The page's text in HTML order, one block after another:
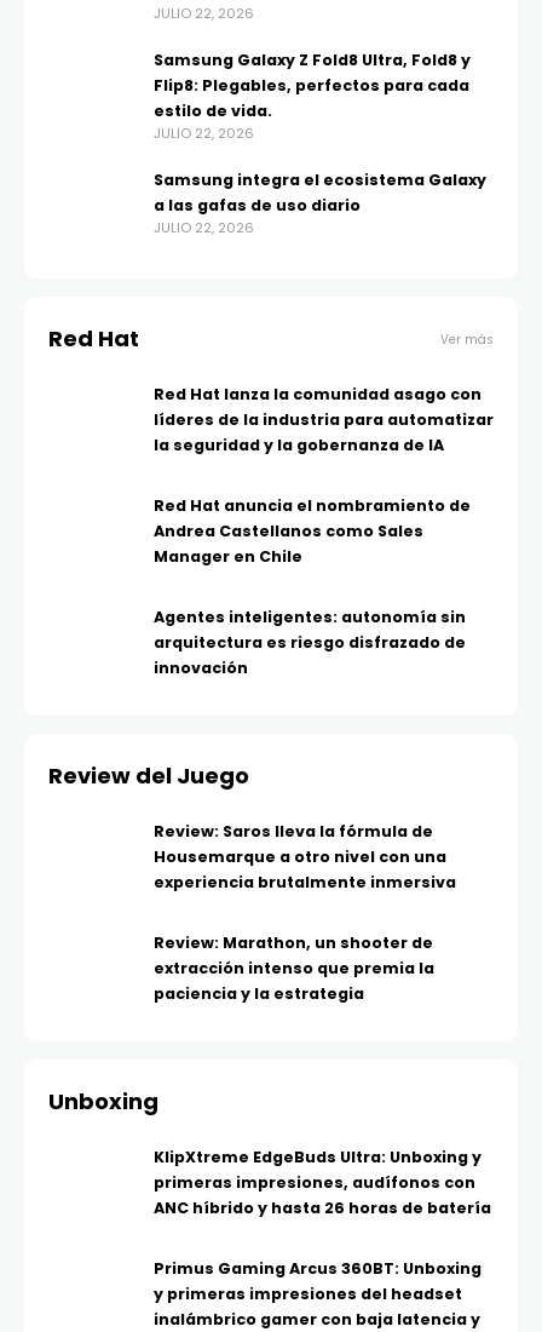
JULIO 22, 2026
Samsung Galaxy Z Fold8 Ultra, Fold8 y
Flip8: Plegables, perfectos para cada
estilo de vida.
JULIO 22, 2026
Samsung integra el ecosistema Galaxy
a las gafas de uso diario
JULIO 22, 2026
Red Hat Ver más
Red Hat lanza la comunidad asago con
líderes de la industria para automatizar
la seguridad y la gobernanza de IA
Red Hat anuncia el nombramiento de
Andrea Castellanos como Sales
Manager en Chile
Agentes inteligentes: autonomía sin
arquitectura es riesgo disfrazado de
innovación
Review del Juego
Review: Saros lleva la fórmula de
Housemarque a otro nivel con una
experiencia brutalmente inmersiva
Review: Marathon, un shooter de
extracción intenso que premia la
paciencia y la estrategia
Unboxing
KlipXtreme EdgeBuds Ultra: Unboxing y
primeras impresiones, audífonos con
ANC híbrido y hasta 26 horas de batería
Primus Gaming Arcus 360BT: Unboxing
y primeras impresiones del headset
inalámbrico gamer con baja latencia y